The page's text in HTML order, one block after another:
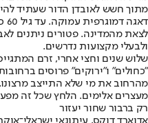
מתוך חשש לאובדן הדור שעתיד
לצאת מהמדינה. פטורים ניתנים
ולבעלי מקצועות נדרשים.
שלוש שנים וחצי אחרי, זרם
"כחולים" ו"ירוקים" פרוסים
מהרחוב את מי שלא התייצב
מעצרים אלימים. הלחץ שכל זה
רק ברבור שחור יעזור